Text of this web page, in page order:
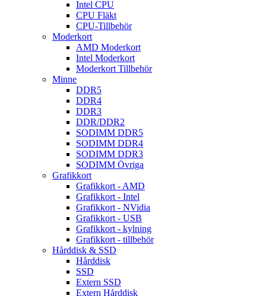
Intel CPU
CPU Fläkt
CPU-Tillbehör
Moderkort
AMD Moderkort
Intel Moderkort
Moderkort Tillbehör
Minne
DDR5
DDR4
DDR3
DDR/DDR2
SODIMM DDR5
SODIMM DDR4
SODIMM DDR3
SODIMM Övriga
Grafikkort
Grafikkort - AMD
Grafikkort - Intel
Grafikkort - NVidia
Grafikkort - USB
Grafikkort - kylning
Grafikkort - tillbehör
Hårddisk & SSD
Hårddisk
SSD
Extern SSD
Extern Hårddisk